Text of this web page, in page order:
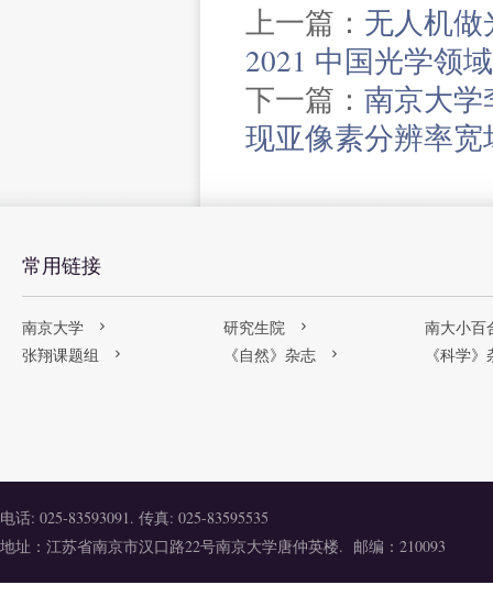
上一篇： 无人机做
2021 中国光学领
下一篇： 南京大
现亚像素分辨率宽
常用链接
南京大学 研究生院
南大小百
张翔课题组
《自然》杂志 《科学
电话: 025-83593091. 传真: 025-83595535
地址：江苏省南京市汉口路22号南京大学唐仲英楼. 邮编：210093